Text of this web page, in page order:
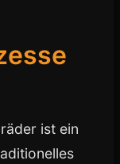
ist ein